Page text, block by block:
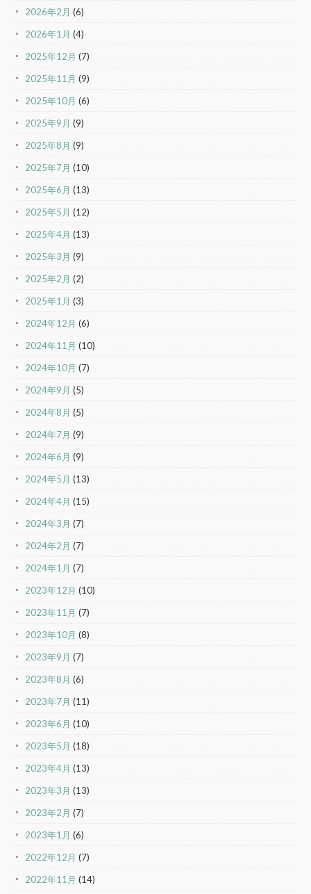
2026年2月 (6)
2026年1月 (4)
2025年12月 (7)
2025年11月 (9)
2025年10月 (6)
2025年9月 (9)
2025年8月 (9)
2025年7月 (10)
2025年6月 (13)
2025年5月 (12)
2025年4月 (13)
2025年3月 (9)
2025年2月 (2)
2025年1月 (3)
2024年12月 (6)
2024年11月 (10)
2024年10月 (7)
2024年9月 (5)
2024年8月 (5)
2024年7月 (9)
2024年6月 (9)
2024年5月 (13)
2024年4月 (15)
2024年3月 (7)
2024年2月 (7)
2024年1月 (7)
2023年12月 (10)
2023年11月 (7)
2023年10月 (8)
2023年9月 (7)
2023年8月 (6)
2023年7月 (11)
2023年6月 (10)
2023年5月 (18)
2023年4月 (13)
2023年3月 (13)
2023年2月 (7)
2023年1月 (6)
2022年12月 (7)
2022年11月 (14)